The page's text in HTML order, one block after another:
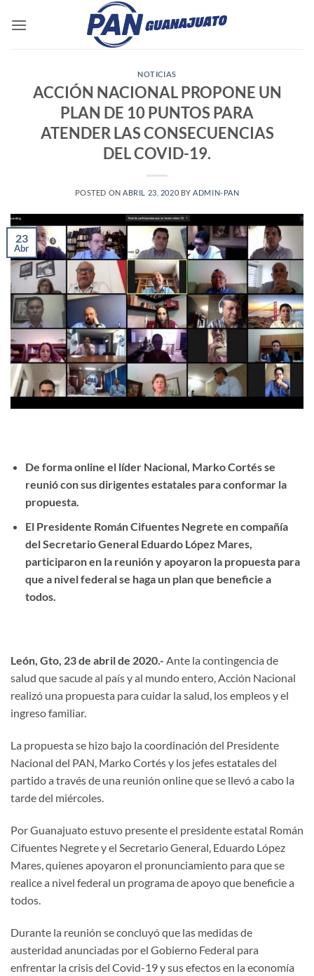
NOTICIAS
ACCIÓN NACIONAL PROPONE UN
PLAN DE 10 PUNTOS PARA
ATENDER LAS CONSECUENCIAS
DEL COVID-19.
POSTED ON ABRIL 23, 2020 BY ADMIN-PAN
23
Abr
De forma online el líder Nacional, Marko Cortés se
reunió con sus dirigentes estatales para conformar la
propuesta.
El Presidente Román Cifuentes Negrete en compañía
del Secretario General Eduardo López Mares,
participaron en la reunión y apoyaron la propuesta para
que a nivel federal se haga un plan que beneficie a
todos.
León, Gto, 23 de abril de 2020.- Ante la contingencia de
salud que sacude al país y al mundo entero, Acción Nacional
realizó una propuesta para cuidar la salud, los empleos y el
ingreso familiar.
La propuesta se hizo bajo la coordinación del Presidente
Nacional del PAN, Marko Cortés y los jefes estatales del
partido a través de una reunión online que se llevó a cabo la
tarde del miércoles.
Por Guanajuato estuvo presente el presidente estatal Román
Cifuentes Negrete y el Secretario General, Eduardo López
Mares, quienes apoyaron el pronunciamiento para que se
realice a nivel federal un programa de apoyo que beneficie a
todos.
Durante la reunión se concluyó que las medidas de
austeridad anunciadas por el Gobierno Federal para
enfrentar la crisis del Covid-19 y sus efectos en la economía